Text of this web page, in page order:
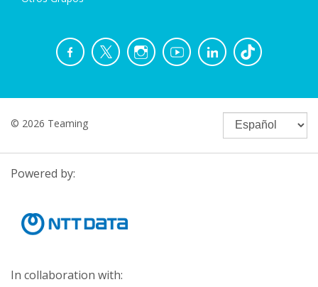
© 2026 Teaming
Powered by:
In collaboration with: